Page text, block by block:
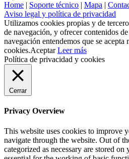
Home | Soporte técnico | Mapa |
Aviso legal y política de privacidad
Utilizamos cookies propias y de
de navegación, y ofrecer contenidos
navegación entendemos que se acepta
cookies.Aceptar Leer más
Política de privacidad y cookies
Cerrar
Privacy Overview
This website uses cookies to improve
navigate through the website. Out of
categorized as necessary are stored